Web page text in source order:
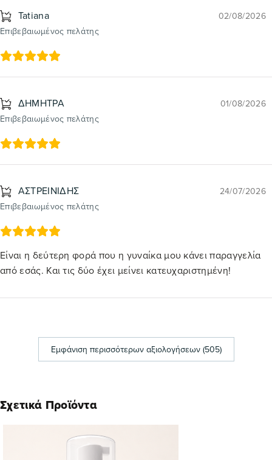
Tatiana
Επιβεβαιωμένος πελάτης
02/08/2026
ΔΗΜΗΤΡΑ
Επιβεβαιωμένος πελάτης
01/08/2026
ΑΣΤΡΕΙΝΙΔΗΣ
Επιβεβαιωμένος πελάτης
24/07/2026
Είναι η δεύτερη φορά που η γυναίκα μου κάνει παραγγελία
από εσάς. Και τις δύο έχει μείνει κατευχαριστημένη!
Εμφάνιση περισσότερων αξιολογήσεων (505)
Σχετικά Προϊόντα